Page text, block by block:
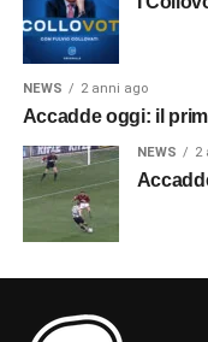
NEWS 2 anni ago
Accadde oggi: il
NEWS 2